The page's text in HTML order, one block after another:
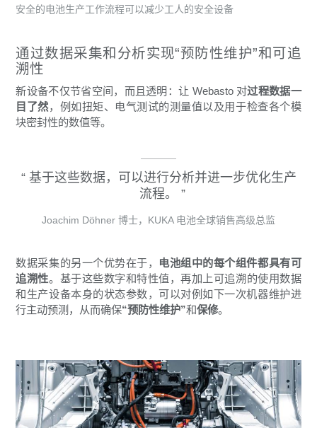
安全的电池生产工作流程可以减少工人的安全设备
通过数据采集和分析实现“预防性维护”和可追
溯性
新设备不仅节省空间，而且透明：让 Webasto 对过程数据一
目了然，例如扭矩、电气测试的测量值以及用于检查各个模
块密封性的数值等。
基于这些数据，可以进行分析并进一步优化生产
流程。
Joachim Döhner 博士，KUKA 电池全球销售高级总监
数据采集的另一个优势在于，
电池组中的每个组件都具有可
追溯性。基于这些数字和特性值，再加上可追溯的使用数据
和生产设备本身的状态参数，可以对例如下一次机器维护进
行主动预测，从而确保“预防性维护”和保修。